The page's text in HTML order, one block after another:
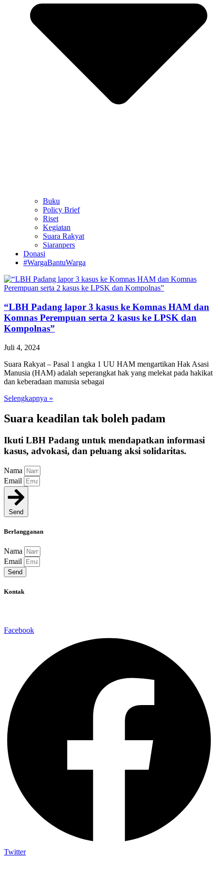
Buku
Policy Brief
Riset
Kegiatan
Suara Rakyat
Siaranpers
Donasi
#WargaBantuWarga
“LBH Padang lapor 3 kasus ke Komnas HAM dan
Komnas Perempuan serta 2 kasus ke LPSK dan
Kompolnas”
Juli 4, 2024
Suara Rakyat – Pasal 1 angka 1 UU HAM mengartikan Hak Asasi
Manusia (HAM) adalah seperangkat hak yang melekat pada hakikat
dan keberadaan manusia sebagai
Selengkapnya »
Suara keadilan tak boleh padam
Ikuti LBH Padang untuk mendapatkan informasi
kasus, advokasi, dan peluang aksi solidaritas.
Nama
Email
Send
Berlangganan
Nama
Email
Send
Kontak
Facebook
Twitter